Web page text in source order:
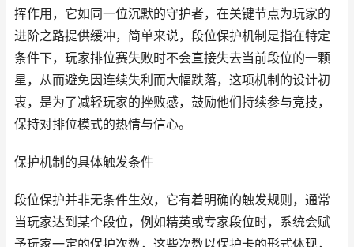
挥作用，它如同一位沉默的守护者，在关键节点为玩家的
进阶之路提供缓冲，简单来说，段位保护机制是指在特定
条件下，玩家排位赛失败时不会直接失去当前段位的一颗
星，从而避免因连续失利而大幅跌落，这项机制的设计初
衷，是为了减轻玩家的挫败感，鼓励他们持续参与竞技，
保持对排位模式的热情与信心。
保护机制的具体触发条件
段位保护并非无条件生效，它有着明确的触发规则，通常
当玩家达到某个段位，例如精英或专家段位时，系统会赋